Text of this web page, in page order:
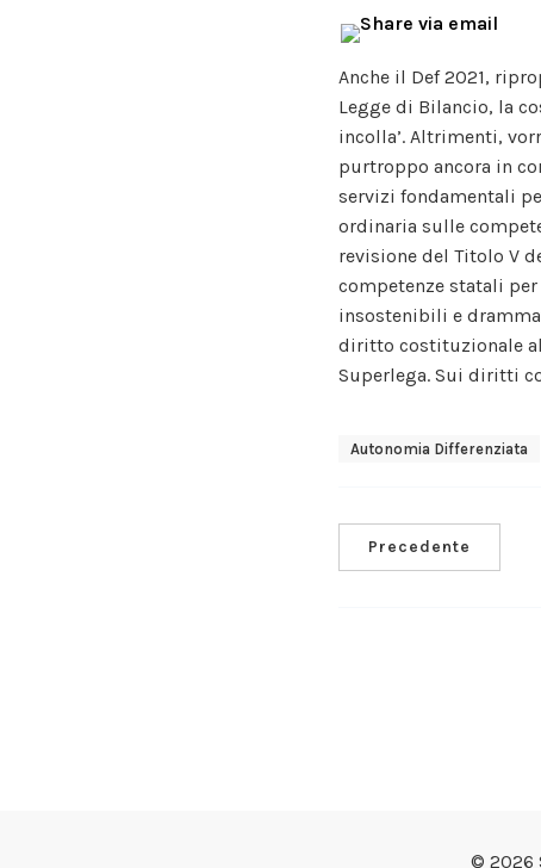
Anche il Def 2021,
Legge di Bilancio, la
incolla’. Altrimenti,
purtroppo ancora in
servizi fondamentali
ordinaria sulle
revisione del Titolo V
competenze statali per
insostenibili e
diritto costituzionale
Superlega. Sui diritti
Autonomia Differenziata
Precedente
© 2026